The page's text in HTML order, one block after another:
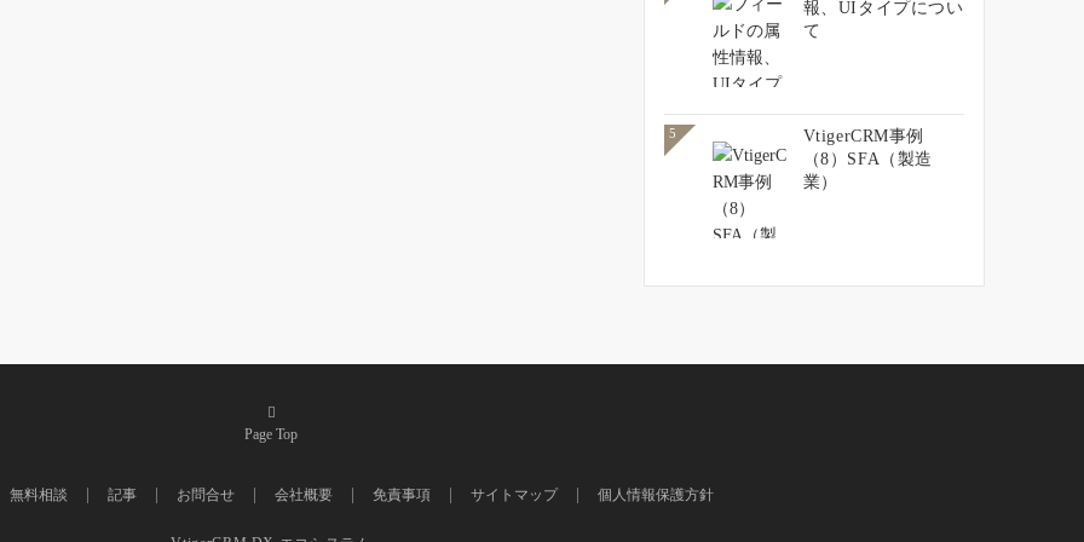
報、UIタイプについ
て
5
VtigerCRM事例
（8）SFA（製造
業）
Page Top
無料相談 記事 お問合せ 会社概要 免責事項 サイトマップ 個人情報保護方針